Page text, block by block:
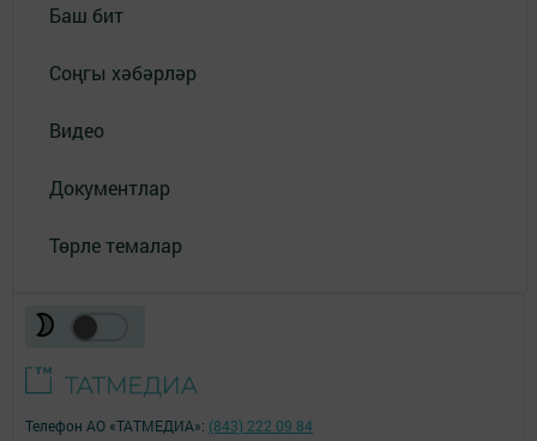
Баш бит
Соңгы хәбәрләр
Видео
Документлар
Төрле темалар
Телефон АО «ТАТМЕДИА»: (843) 222 09 84